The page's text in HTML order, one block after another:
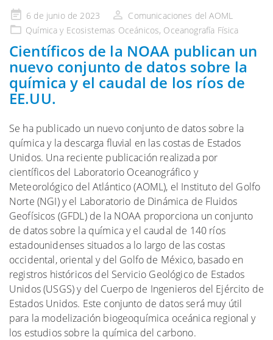
Publicado
en
6 de junio de 2023
Comunicaciones del AOML
Química y Ecosistemas Oceánicos, Oceanografía Física
Científicos de la NOAA publican un
nuevo conjunto de datos sobre la
química y el caudal de los ríos de
EE.UU.
Se ha publicado un nuevo conjunto de datos sobre la
química y la descarga fluvial en las costas de Estados
Unidos. Una reciente publicación realizada por
científicos del Laboratorio Oceanográfico y
Meteorológico del Atlántico (AOML), el Instituto del Golfo
Norte (NGI) y el Laboratorio de Dinámica de Fluidos
Geofísicos (GFDL) de la NOAA proporciona un conjunto
de datos sobre la química y el caudal de 140 ríos
estadounidenses situados a lo largo de las costas
occidental, oriental y del Golfo de México, basado en
registros históricos del Servicio Geológico de Estados
Unidos (USGS) y del Cuerpo de Ingenieros del Ejército de
Estados Unidos. Este conjunto de datos será muy útil
para la modelización biogeoquímica oceánica regional y
los estudios sobre la química del carbono.